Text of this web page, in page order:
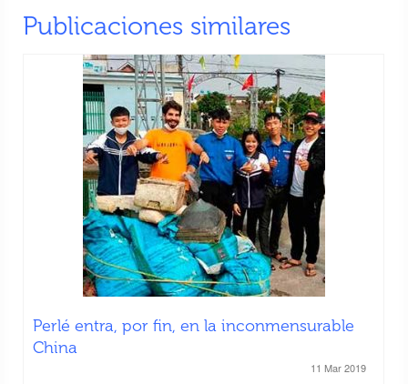
Publicaciones similares
Perlé entra, por fin, en la inconmensurable
China
11 Mar 2019